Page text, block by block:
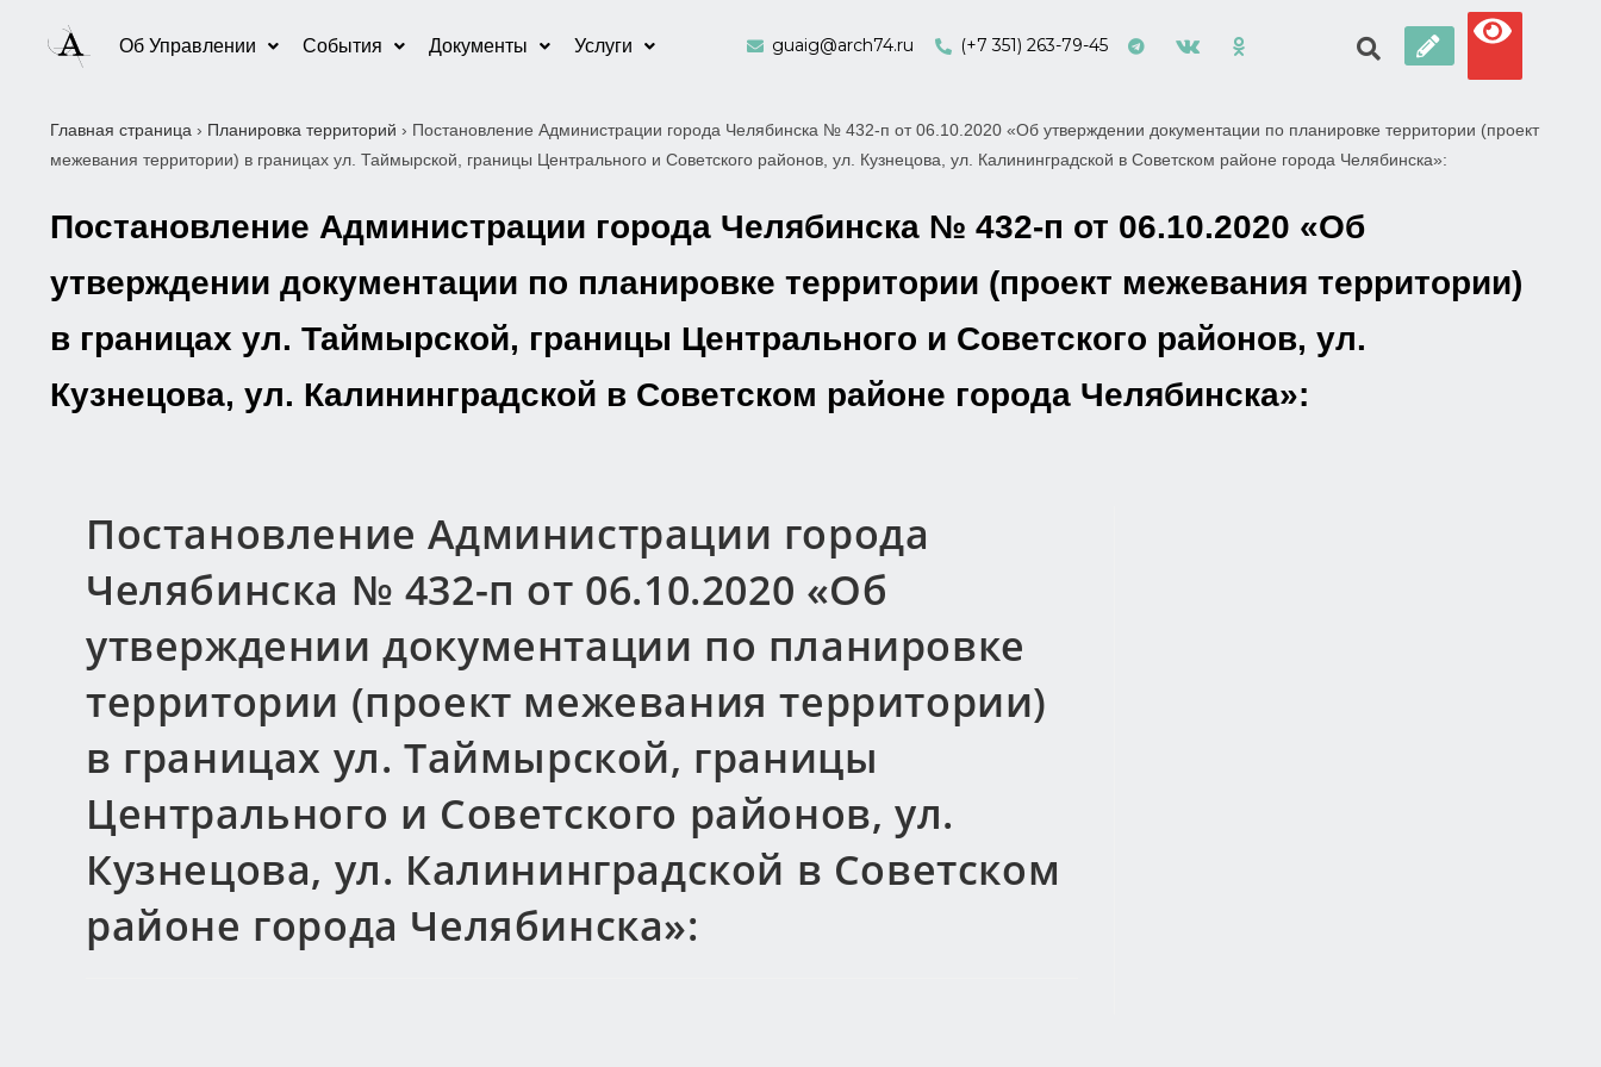
Об Управлении События Документы Услуги guaig@arch74.ru (+7 351) 263-79-45
Главная страница › Планировка территорий › Постановление Администрации города Челябинска № 432-п от 06.10.2020 «Об утверждении документации по планировке территории (проект
межевания территории) в границах ул. Таймырской, границы Центрального и Советского районов, ул. Кузнецова, ул. Калининградской в Советском районе города Челябинска»:
Постановление Администрации города Челябинска № 432-п от 06.10.2020 «Об
утверждении документации по планировке территории (проект межевания территории)
в границах ул. Таймырской, границы Центрального и Советского районов, ул.
Кузнецова, ул. Калининградской в Советском районе города Челябинска»:
Постановление Администрации города
Челябинска № 432-п от 06.10.2020 «Об
утверждении документации по планировке
территории (проект межевания территории)
в границах ул. Таймырской, границы
Центрального и Советского районов, ул.
Кузнецова, ул. Калининградской в Советском
районе города Челябинска»: